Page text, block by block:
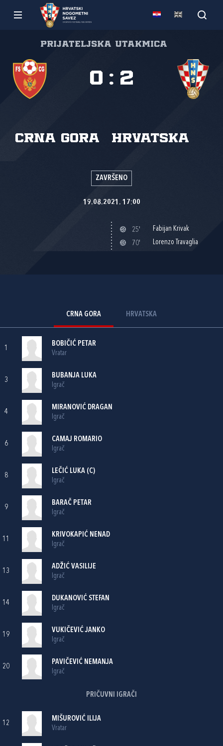
Prijateljska utakmica
Crna Gora Hrvatska
0 : 2
ZAVRŠENO
19.08.2021. 17:00
25'
Fabijan Krivak
70'
Lorenzo Travaglia
CRNA GORA HRVATSKA
1
BOBIČIĆ PETAR
Vratar
3
BUBANJA LUKA
Igrač
4
MIRANOVIĆ DRAGAN
Igrač
6
CAMAJ ROMARIO
Igrač
8
LEČIĆ LUKA (C)
Igrač
9
BARAČ PETAR
Igrač
11
KRIVOKAPIĆ NENAD
Igrač
13
ADŽIĆ VASILIJE
Igrač
14
DUKANOVIĆ STEFAN
Igrač
19
VUKIČEVIĆ JANKO
Igrač
20
PAVIČEVIĆ NEMANJA
Igrač
PRIČUVNI IGRAČI
12
MIŠUROVIĆ ILIJA
Vratar